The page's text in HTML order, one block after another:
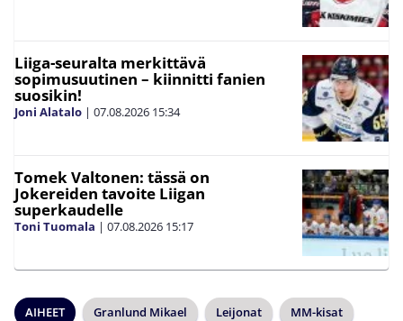
Liiga-seuralta merkittävä
sopimusuutinen – kiinnitti fanien
suosikin!
Joni Alatalo | 07.08.2026 15:34
Tomek Valtonen: tässä on
Jokereiden tavoite Liigan
superkaudelle
Toni Tuomala | 07.08.2026 15:17
AIHEET Granlund Mikael Leijonat MM-kisat